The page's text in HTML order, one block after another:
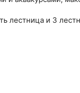
лестница и 3